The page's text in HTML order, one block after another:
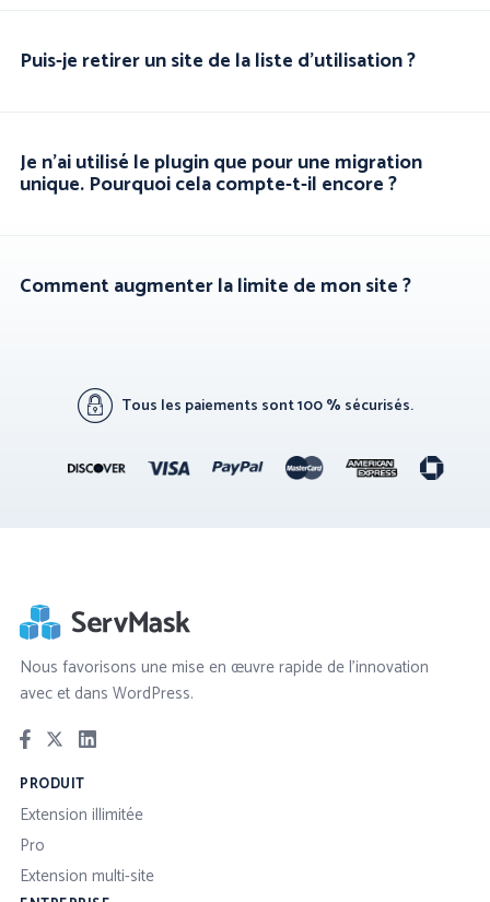
Puis-je retirer un site de la liste d'utilisation ?
Je n'ai utilisé le plugin que pour une migration
unique. Pourquoi cela compte-t-il encore ?
Comment augmenter la limite de mon site ?
Tous les paiements sont 100 % sécurisés.
Nous favorisons une mise en œuvre rapide de l'innovation
avec et dans WordPress.
PRODUIT
Extension illimitée
Pro
Extension multi-site